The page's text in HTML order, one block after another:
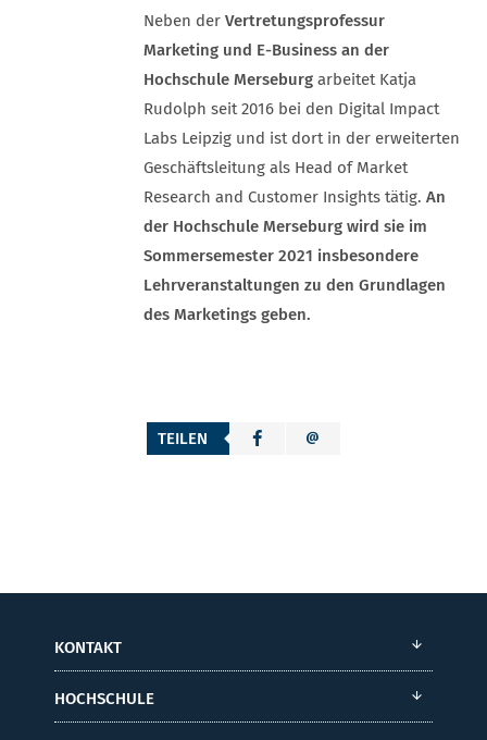
Neben der Vertretungsprofessur
Marketing und E-Business an der
Hochschule Merseburg arbeitet Katja
Rudolph seit 2016 bei den Digital Impact
Labs Leipzig und ist dort in der erweiterten
Geschäftsleitung als Head of Market
Research and Customer Insights tätig. An
der Hochschule Merseburg wird sie im
Sommersemester 2021 insbesondere
Lehrveranstaltungen zu den Grundlagen
des Marketings geben.
TEILEN
KONTAKT
HOCHSCHULE